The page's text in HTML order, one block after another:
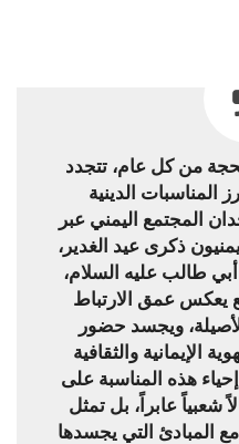
من كل عام، تتجدد
المناسبات الدينية
المجتمع اليمني عبر
ذكرى عيد الغدير،
أبي طالب عليه السلام،
عمق الارتباط
ويجسد حضور
الإيمانية والثقافية
هذه المناسبة على
شعبياً عابراً، بل تمثل
المبادئ التي يجسدها